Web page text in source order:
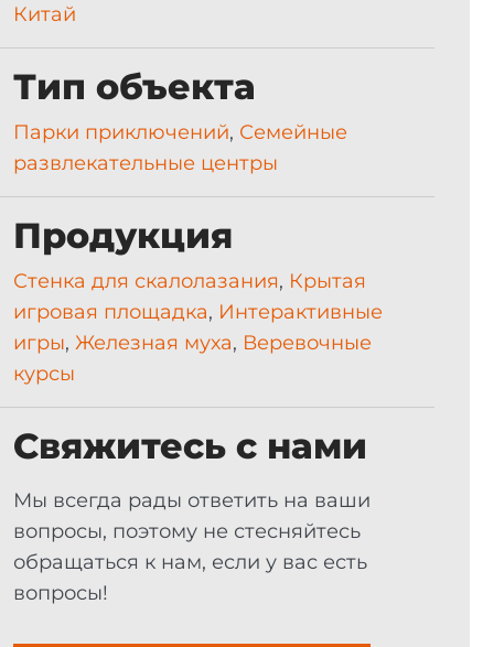
Китай
Тип объекта
Парки приключений, Семейные
развлекательные центры
Продукция
Стенка для скалолазания, Крытая
игровая площадка, Интерактивные
игры, Железная муха, Веревочные
курсы
Свяжитесь с нами
Мы всегда рады ответить на ваши
вопросы, поэтому не стесняйтесь
обращаться к нам, если у вас есть
вопросы!